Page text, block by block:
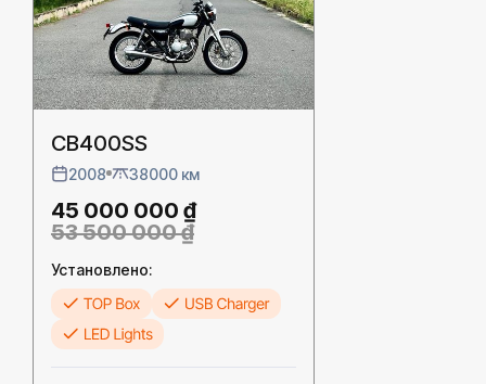
CB400SS
2008 38000 км
45 000 000 ₫
53 500 000 ₫
Установлено: